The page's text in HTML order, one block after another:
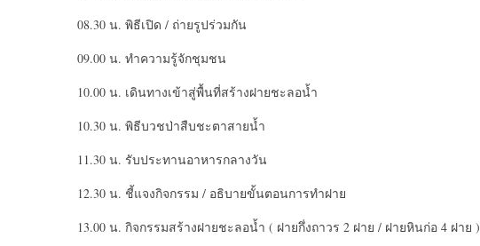
08.30 น. พิธีเปิด / ถ่ายรูปร่วมกัน
09.00 น. ทำความรู้จักชุมชน
10.00 น. เดินทางเข้าสู่พื้นที่สร้างฝายชะลอน้ำ
10.30 น. พิธีบวชป่าสืบชะตาสายน้ำ
11.30 น. รับประทานอาหารกลางวัน
12.30 น. ชี้แจงกิจกรรม / อธิบายขั้นตอนการทำฝาย
13.00 น. กิจกรรมสร้างฝายชะลอน้ำ ( ฝายกึ่งถาวร 2 ฝาย / ฝายหินก่อ 4 ฝาย )